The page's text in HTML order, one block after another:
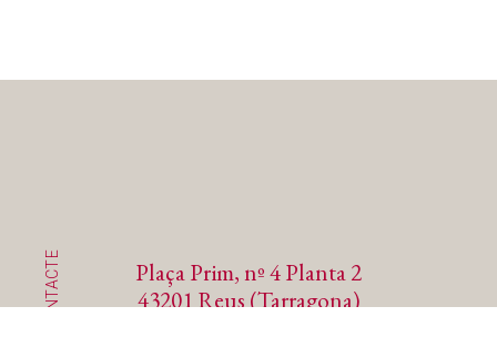
CONTACTE
Plaça Prim, nº 4 Planta 2
43201 Reus (Tarragona)